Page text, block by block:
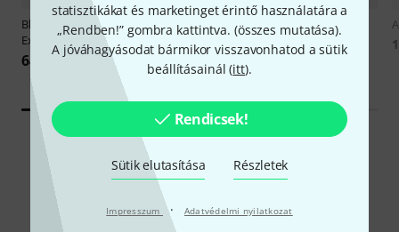
statisztikákat és marketinget érintő használatára a
„Rendben!” gombra kattintva. (összes mutatása).
A jóváhagyásodat bármikor visszavonhatod a sütik
beállításainál (itt).
Rendicsek!
Sütik elutasítása Részletek
Impresszum · Adatvédelmi nyilatkozat
Blackmagic DesignUltraStudio
Express Monitor 3G
64 500 Ft
MA LightinggrandMA3 onPC
DMX-key starter
230 800 Ft
Minden Hot Deal
Fedezz fel többet